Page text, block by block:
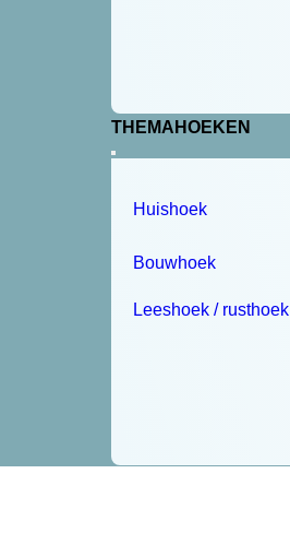
THEMAHOEKEN
Huishoek
Bouwhoek
Leeshoek / rusthoek